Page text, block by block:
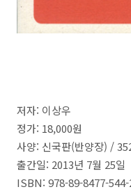
저자: 이상우
정가: 18,000원
사양: 신국판(반양장) /
출간일: 2013년 7월 25일
ISBN: 978-89-8477-